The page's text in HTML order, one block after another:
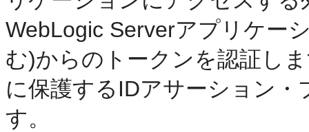
WebLogic Serverアプリケー
む)からのトークンを認証し
に保護するIDアサーション
す。